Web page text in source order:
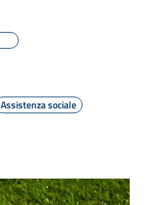
Assistenza sociale